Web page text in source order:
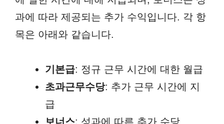
과에 따라 제공되는 추가 수익입니다. 각 항
목은 아래와 같습니다.
기본급: 정규 근무 시간에 대한 월급
초과근무수당: 추가 근무 시간에 지
급
보너스: 성과에 따른 추가 수당